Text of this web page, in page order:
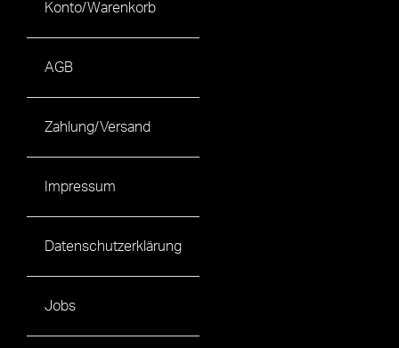
Konto/Warenkorb
AGB
Zahlung/Versand
Impressum
Datenschutzerklärung
Jobs